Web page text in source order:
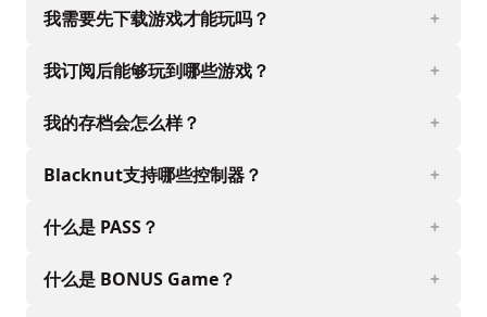
我需要先下载游戏才能玩吗？
我订阅后能够玩到哪些游戏？
我的存档会怎么样？
Blacknut支持哪些控制器？
什么是 PASS？
什么是 BONUS Game？